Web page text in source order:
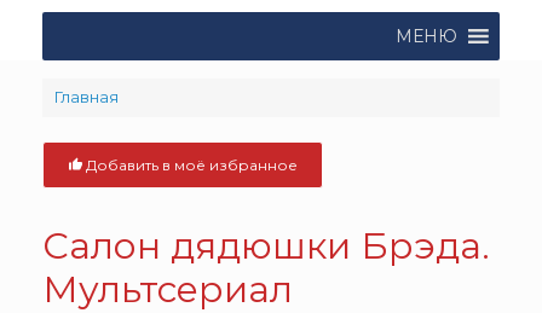
поиска:
МЕНЮ
Главная
Добавить в моё избранное
Салон дядюшки Брэда.
Мультсериал